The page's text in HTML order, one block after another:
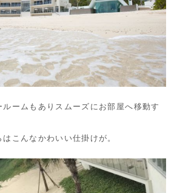
ームもありスムーズにお部屋へ移動す
こんなかわいい仕掛けが。